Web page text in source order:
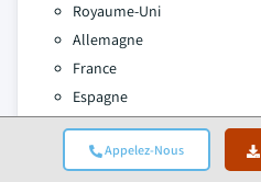
Appelez-Nous
Royaume-Uni
Allemagne
France
Espagne
Pologne
Benelux